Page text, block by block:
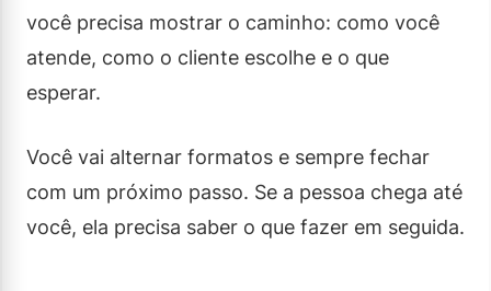
você precisa mostrar o caminho: como você
atende, como o cliente escolhe e o que
esperar.
Você vai alternar formatos e sempre fechar
com um próximo passo. Se a pessoa chega até
você, ela precisa saber o que fazer em seguida.